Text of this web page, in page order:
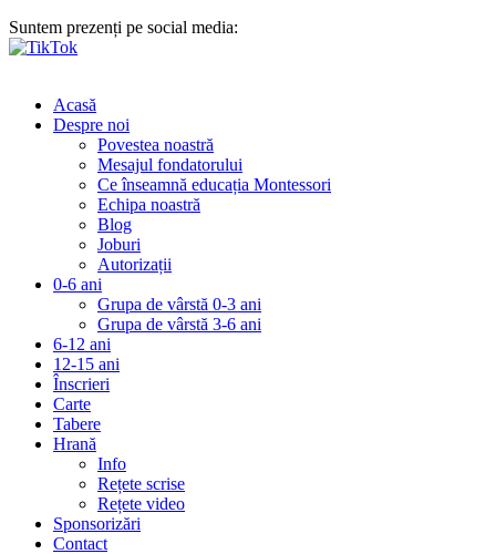
Suntem prezenți pe social media:
Acasă
Despre noi
Povestea noastră
Mesajul fondatorului
Ce înseamnă educația Montessori
Echipa noastră
Blog
Joburi
Autorizații
0-6 ani
Grupa de vârstă 0-3 ani
Grupa de vârstă 3-6 ani
6-12 ani
12-15 ani
Înscrieri
Carte
Tabere
Hrană
Info
Rețete scrise
Rețete video
Sponsorizări
Contact